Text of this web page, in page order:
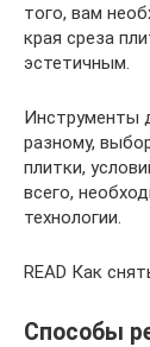
того, вам
края среза
эстетичным.
Инструменты
разному,
плитки,
всего,
технологии.
READ Как
Способы